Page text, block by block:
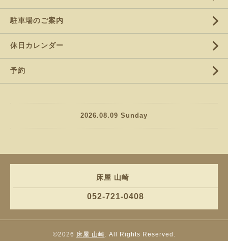
駐車場のご案内
休日カレンダー
予約
2026.08.09 Sunday
床屋 山崎
052-721-0408
©2026 床屋 山崎 . All Rights Reserved.